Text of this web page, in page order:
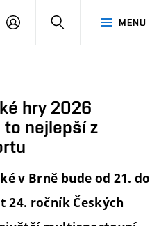
MENU
PŘIHLÁSIT
hry 2026
to nejlepší z
v Brně bude od 21. do
24. ročník Českých